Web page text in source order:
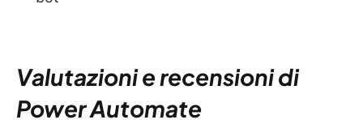
Valutazioni e recensioni di
Power Automate